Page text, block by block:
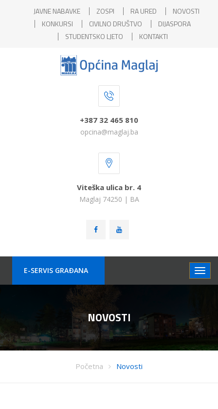
JAVNE NABAVKE ZOSPI RA URED
NOVOSTI
KONKURSI
CIVILNO DRUŠTVO
DIJASPORA
STUDENTSKO LJETO
KONTAKTI
+387 32 465 810
opcina@maglaj.ba
Viteška ulica br. 4
Maglaj 74250 | BA
E-SERVIS GRAÐANA
NOVOSTI
Početna Novosti